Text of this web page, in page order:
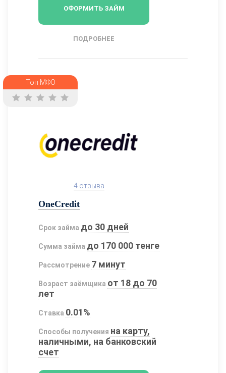
ОФОРМИТЬ ЗАЙМ
ПОДРОБНЕЕ
Топ МФО
4 отзыва
OneCredit
Срок займа до 30 дней
Сумма займа до 170 000 тенге
Рассмотрение 7 минут
Возраст заёмщика от 18 до 70
лет
Ставка 0.01%
Способы получения на карту,
наличными, на банковский
счет